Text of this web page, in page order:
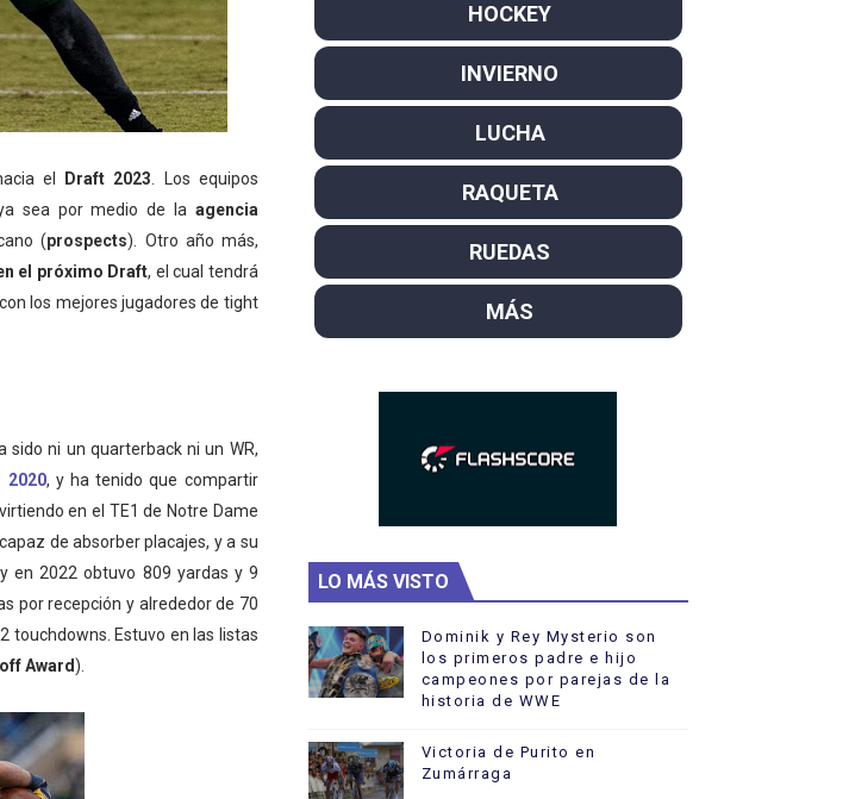
italiana arrasa con 4 oros y 4 platas
su primer título individual en WWE
son bicampeonas de la AUSL
Estados Unidos) - Miquel Travé campeón del mundo. Bronces para David Llorente y Miren
en el selecto grupo de los pentacampeones, los más laureados
en Hungría su primera victoria del año como campeón
el Draft 2023 . Los equipos
sea por medio de la agencia
(prospects). Otro año más,
el próximo Draft, el cual tendrá
los mejores jugadores de tight
sido ni un quarterback ni un WR,
2020, y ha tenido que compartir
en el TE1 de Notre Dame
de absorber placajes, y a su
en 2022 obtuvo 809 yardas y 9
por recepción y alrededor de 70
touchdowns. Estuvo en las listas
Award).
HOCKEY
INVIERNO
LUCHA
RAQUETA
RUEDAS
MÁS
LO MÁS VISTO
Dominik y Rey Mysterio son
los primeros padre e hijo
campeones por parejas de la
historia de WWE
Victoria de Purito en
Zumárraga